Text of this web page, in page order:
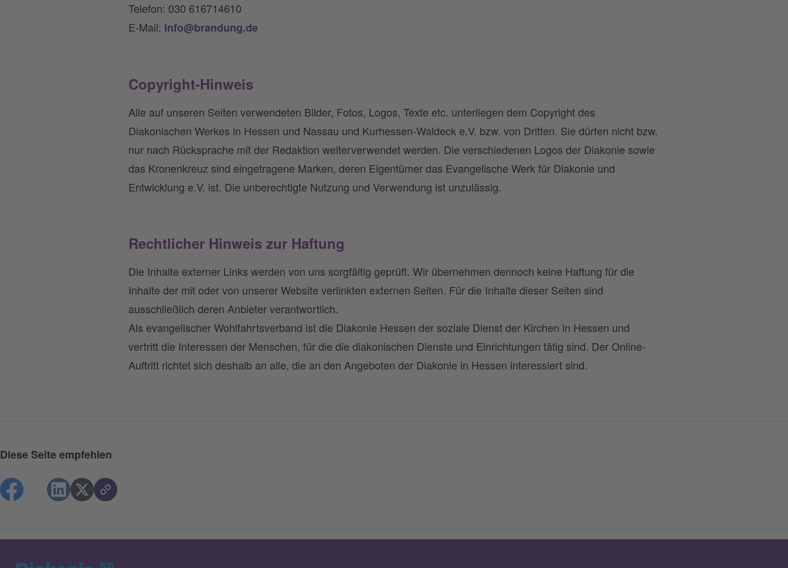
Telefon: 030 616714610
E-Mail: info@brandung.de
Copyright-Hinweis
Alle auf unseren Seiten verwendeten Bilder, Fotos, Logos, Texte etc. unterliegen dem Copyright des
Diakonischen Werkes in Hessen und Nassau und Kurhessen-Waldeck e.V. bzw. von Dritten. Sie dürfen nicht bzw.
nur nach Rücksprache mit der Redaktion weiterverwendet werden. Die verschiedenen Logos der Diakonie sowie
das Kronenkreuz sind eingetragene Marken, deren Eigentümer das Evangelische Werk für Diakonie und
Entwicklung e.V. ist. Die unberechtigte Nutzung und Verwendung ist unzulässig.
Rechtlicher Hinweis zur Haftung
Die Inhalte externer Links werden von uns sorgfältig geprüft. Wir übernehmen dennoch keine Haftung für die
Inhalte der mit oder von unserer Website verlinkten externen Seiten. Für die Inhalte dieser Seiten sind
ausschließlich deren Anbieter verantwortlich.
Als evangelischer Wohlfahrtsverband ist die Diakonie Hessen der soziale Dienst der Kirchen in Hessen und
vertritt die Interessen der Menschen, für die die diakonischen Dienste und Einrichtungen tätig sind. Der Online-
Auftritt richtet sich deshalb an alle, die an den Angeboten der Diakonie in Hessen interessiert sind.
Diese Seite empfehlen